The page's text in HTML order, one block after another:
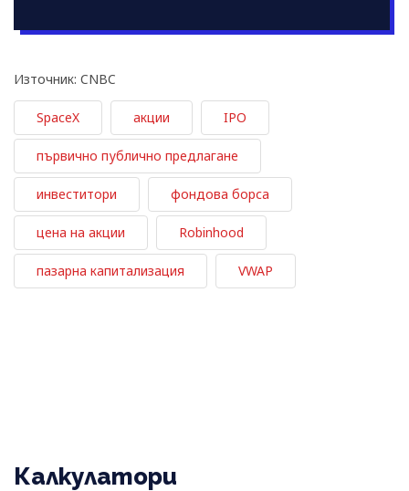
Източник: CNBC
SpaceX акции IPO
първично публично предлагане
инвеститори фондова борса
цена на акции Robinhood
пазарна капитализация VWAP
Калкулатори